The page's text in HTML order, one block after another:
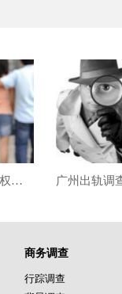
广州小三调查：维护婚姻权益的有力助力
商务调查
行踪调查